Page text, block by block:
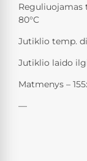
Reguliuojamas
80°C
Jutiklio temp.
Jutiklio laido
Matmenys –
—